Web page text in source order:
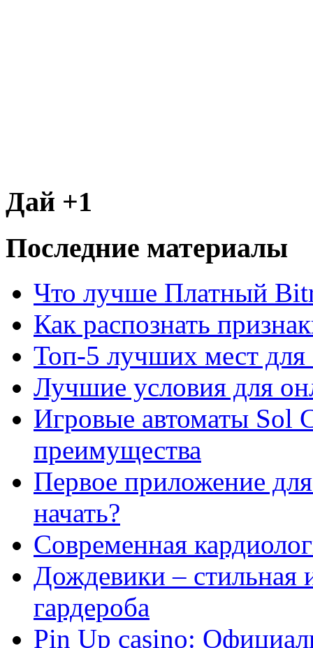
Дай +1
Последние материалы
Что лучше Платный
Как распознать
Топ-5 лучших мест для
Лучшие условия для
Игровые автоматы Sol
преимущества
Первое приложение
начать?
Современная
Дождевики – стильная
гардероба
Pin Up casino: